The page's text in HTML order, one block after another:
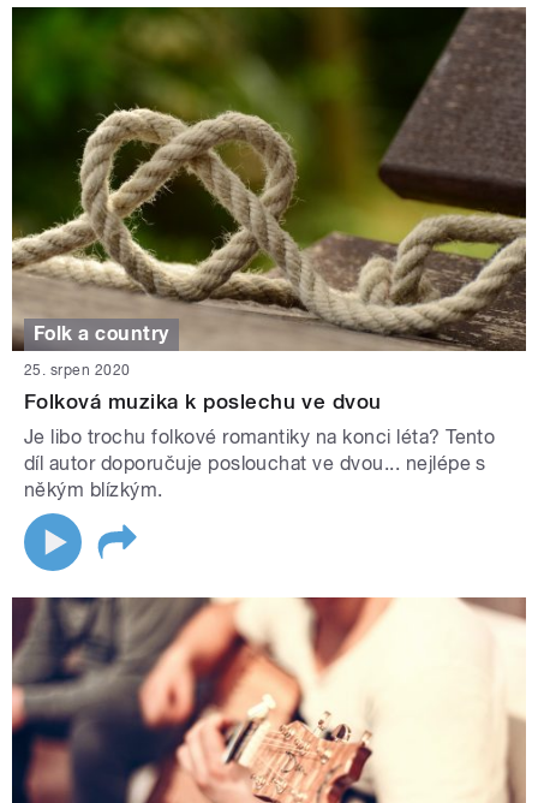
Folk a country
25. srpen 2020
Folková muzika k poslechu ve dvou
Je libo trochu folkové romantiky na konci léta? Tento
díl autor doporučuje poslouchat ve dvou... nejlépe s
někým blízkým.